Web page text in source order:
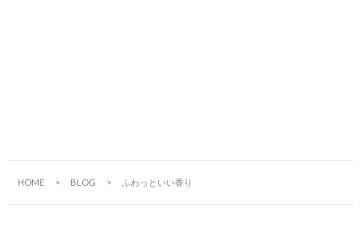
HOME BLOG ふわっといい香り